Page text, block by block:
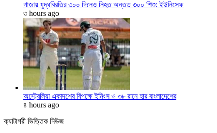
গাজায় যুদ্ধবিরতির ৩০০ দিনেও নিহত অন্তত ৩০০ শিশু: ইউনিসেফ
৩ hours ago
অস্ট্রেলিয়া একাদশের বিপক্ষে ইনিংস ও ৩৮ রানে হার বাংলাদেশের
৪ hours ago
ক্যাটাগরী ভিত্তিক নিউজ